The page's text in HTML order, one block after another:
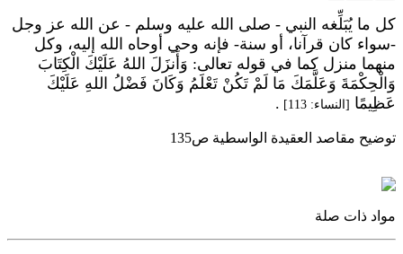
كل ما يُبَلِّغه النبي - صلى الله عليه وسلم - عن الله عز وجل
-سواء كان قرآنا، أو سنة- فإنه وحي أوحاه الله إليه، وكل
منهما منزل كما في قوله تعالى: وَأَنزَلَ اللهُ عَلَيْكَ الْكِتَابَ
وَالْحِكْمَةَ وَعَلَّمَكَ مَا لَمْ تَكُنْ تَعْلَمُ وَكَانَ فَضْلُ اللهِ عَلَيْكَ
عَظِيمًا [النساء: 113] .
توضيح مقاصد العقيدة الواسطية ص135
مواد ذات صلة